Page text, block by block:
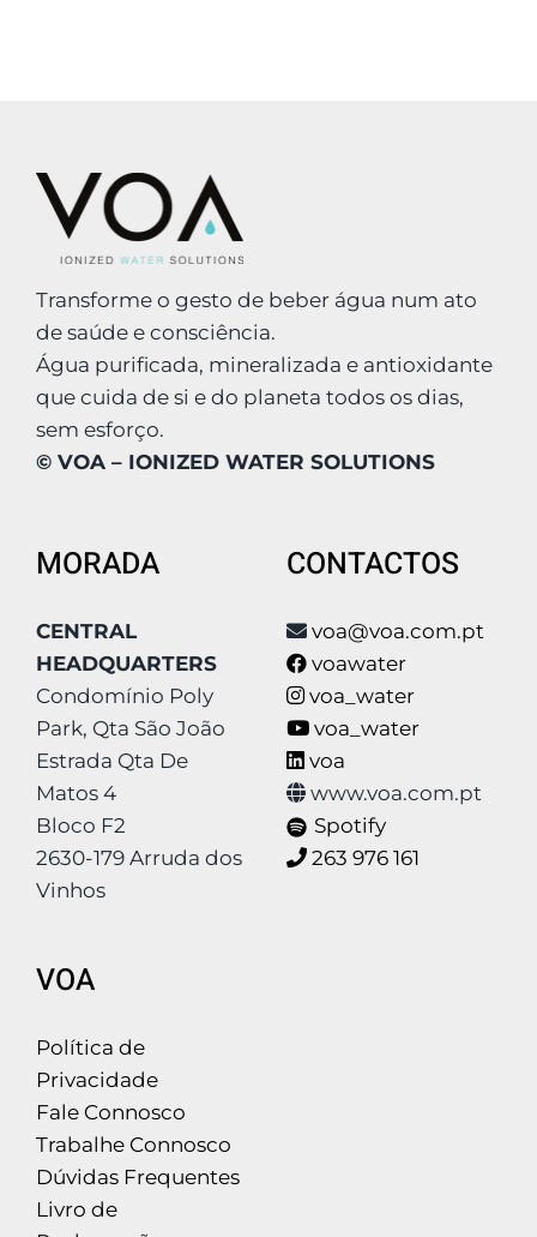
Transforme o gesto de beber água num ato
de saúde e consciência.
Água purificada, mineralizada e antioxidante
que cuida de si e do planeta todos os dias,
sem esforço.
© VOA – IONIZED WATER SOLUTIONS
MORADA
CENTRAL
HEADQUARTERS
Condomínio Poly
Park, Qta São João
Estrada Qta De
Matos 4
Bloco F2
2630-179 Arruda dos
Vinhos
CONTACTOS
voa@voa.com.pt
voawater
voa_water
voa_water
voa
www.voa.com.pt
Spotify
263 976 161
VOA
Política de
Privacidade
Fale Connosco
Trabalhe Connosco
Dúvidas Frequentes
Livro de